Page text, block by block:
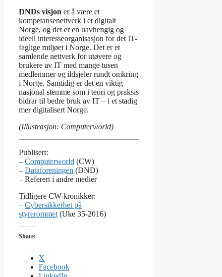
DNDs visjon er å være et
kompetansenettverk i et digitalt
Norge, og det er en uavhengig og
ideell interesseorganisasjon for det IT-
faglige miljøet i Norge. Det er et
samlende nettverk for utøvere og
brukere av IT med mange tusen
medlemmer og ildsjeler rundt omkring
i Norge. Samtidig er det en viktig
nasjonal stemme som i teori og praksis
bidrar til bedre bruk av IT – i et stadig
mer digitalisert Norge.
(Illustrasjon: Computerworld)
Publisert:
– Computerworld (CW)
– Dataforeningen (DND)
– Referert i andre medier
Tidligere CW-kronikker:
– Cybersikkerhet på
styrerommet (Uke 35-2016)
Share:
X
Facebook